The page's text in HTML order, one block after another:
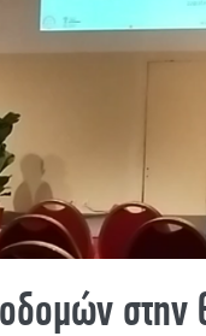
στην